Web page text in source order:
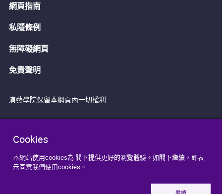
Cookies
本網站使用cookies為 閣下提供更好的瀏覽體驗。如閣下繼續，即表
示同意我們使用cookies。
網頁指南
私隱條例
無障礙網頁
免責聲明
演藝學院保留本網頁內一切權利